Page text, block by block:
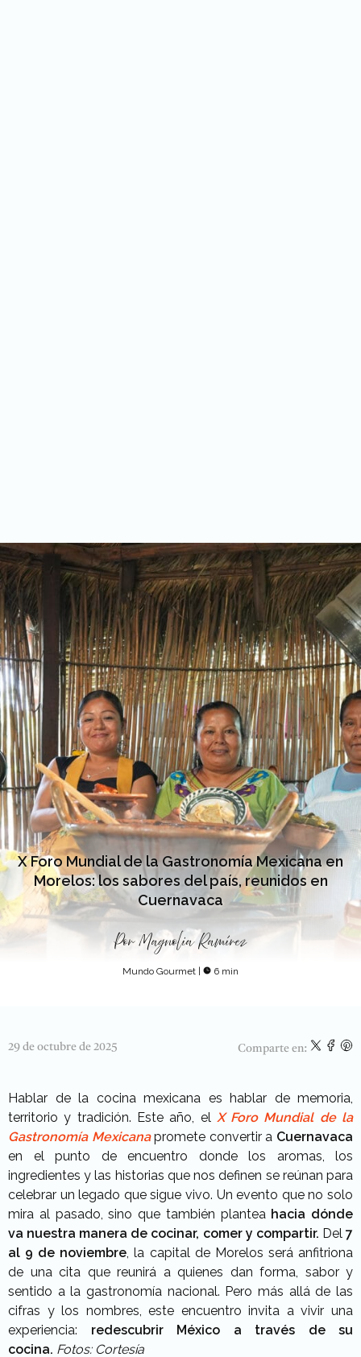
X Foro Mundial de la Gastronomía Mexicana en
Morelos: los sabores del país, reunidos en
Cuernavaca
Por Magnolia Ramírez
Mundo Gourmet | 6 min
29 de octubre de 2025 Comparte en:
Hablar de la cocina mexicana es hablar de memoria,
territorio y tradición. Este año, el X Foro Mundial de la
Gastronomía Mexicanapromete convertir a Cuernavaca
en el punto de encuentro donde los aromas, los
ingredientes y las historias que nos definen se reúnan para
celebrar un legado que sigue vivo. Un evento que no solo
mira al pasado, sino que también plantea hacia dónde
va nuestra manera de cocinar, comer y compartir. Del 7
al 9 de noviembre , la capital de Morelos será anfitriona
de una cita que reunirá a quienes dan forma, sabor y
sentido a la gastronomía nacional. Pero más allá de las
cifras y los nombres, este encuentro invita a vivir una
experiencia: redescubrir México a través de su
cocina. Fotos: Cortesía